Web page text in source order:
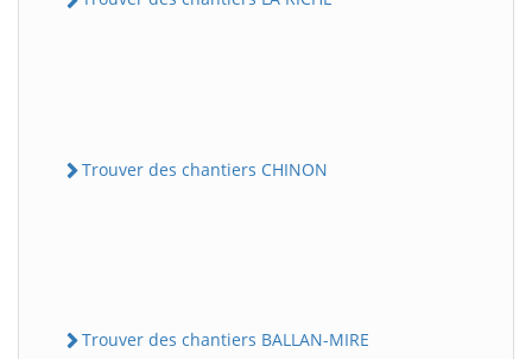
Trouver des chantiers CHINON
Trouver des chantiers BALLAN-MIRE